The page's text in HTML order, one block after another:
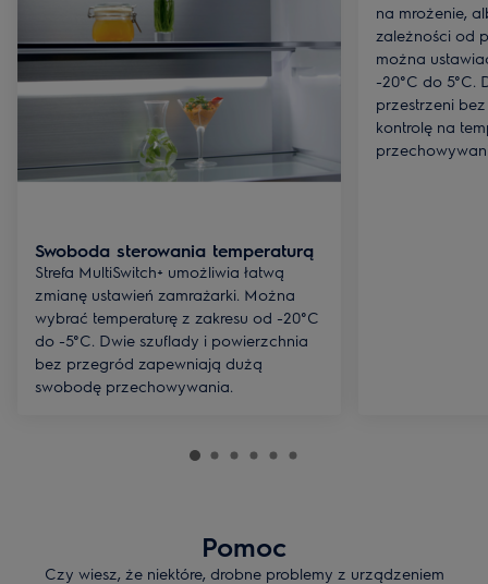
Swoboda sterowania temperaturą
Strefa MultiSwitch+ umożliwia łatwą
zmianę ustawień zamrażarki. Można
wybrać temperaturę z zakresu od -20°C
do -5°C. Dwie szuflady i powierzchnia
bez przegród zapewniają dużą
swobodę przechowywania.
na mrożenie,
zależności od
można
-20°C do 5°C.
przestrzeni
kontrolę na
Pomoc
Czy wiesz, że niektóre, drobne problemy z urządzeniem